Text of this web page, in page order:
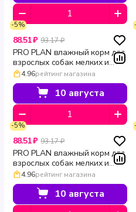
-5%
88.51 ₽ 93.17 ₽
PRO PLAN влажный корм для
взрослых собак мелких и
карликовых пород курица в
соусе EVERYDAY NUTRITION
4.96рейтинг магазина
10 августа
-5%
88.51 ₽ 93.17 ₽
PRO PLAN влажный корм для
взрослых собак мелких и
карликовых пород с уткой в
соусе Everyday Nutrition 85 г
4.96рейтинг магазина
10 августа